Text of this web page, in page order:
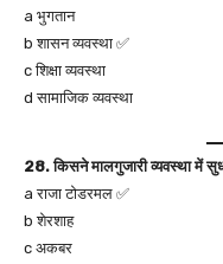
a भुगतान
b शासन व्यवस्था ✅
c शिक्षा व्यवस्था
d सामाजिक व्यवस्था
28. किसने मालगुजारी व्यवस्था में
a राजा टोडरमल ✅
b शेरशाह
c अकबर